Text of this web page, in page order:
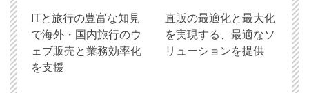
ITと旅行の豊富な知見
で海外・国内旅行のウ
ェブ販売と業務効率化
を支援
直販の最適化と最大化
を実現する、最適なソ
リューションを提供